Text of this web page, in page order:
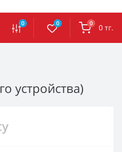
0 0 0 0 тг.
устройства)